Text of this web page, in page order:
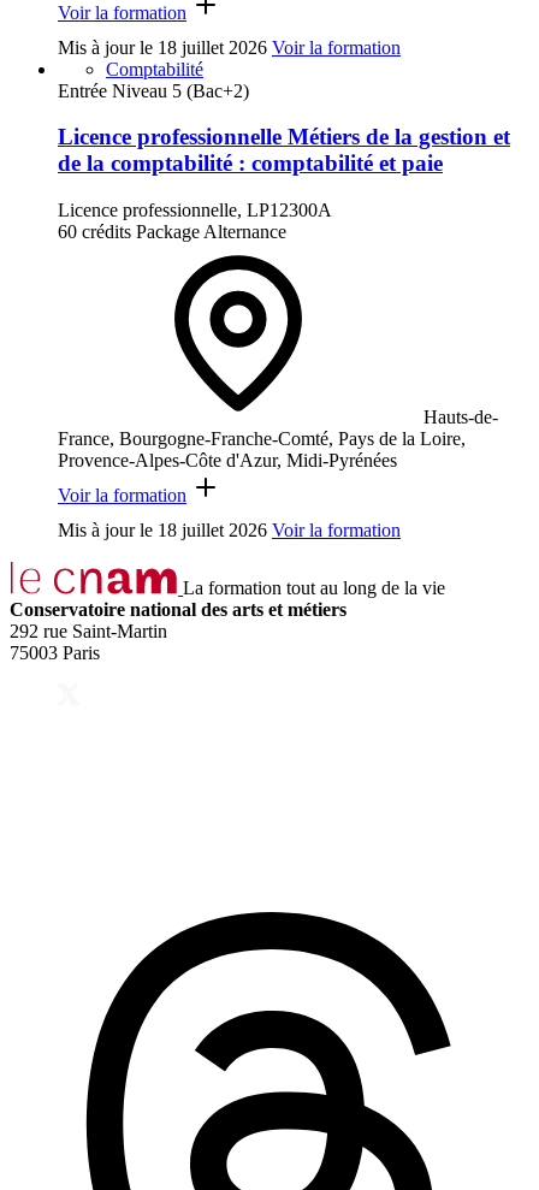
Voir la formation
Mis à jour le 18 juillet 2026 Voir la formation
Comptabilité
Entrée Niveau 5 (Bac+2)
Licence professionnelle Métiers de la gestion et
de la comptabilité : comptabilité et paie
Licence professionnelle, LP12300A
60 crédits Package Alternance
Hauts-de-
France, Bourgogne-Franche-Comté, Pays de la Loire,
Provence-Alpes-Côte d'Azur, Midi-Pyrénées
Voir la formation
Mis à jour le 18 juillet 2026 Voir la formation
La formation tout au long de la vie
Conservatoire national des arts et métiers
292 rue Saint-Martin
75003 Paris